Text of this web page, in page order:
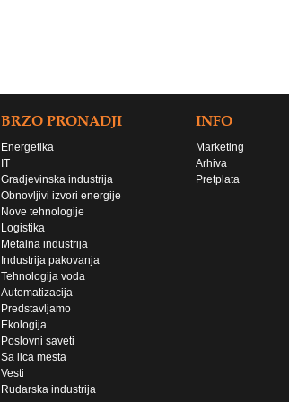
BRZO PRONADJI
Energetika
IT
Gradjevinska industrija
Obnovljivi izvori energije
Nove tehnologije
Logistika
Metalna industrija
Industrija pakovanja
Tehnologija voda
Automatizacija
Predstavljamo
Ekologija
Poslovni saveti
Sa lica mesta
Vesti
Rudarska industrija
INFO
Marketing
Arhiva
Pretplata